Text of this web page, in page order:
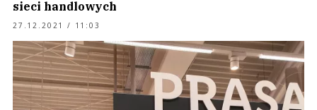
sieci handlowych
27.12.2021 / 11:03